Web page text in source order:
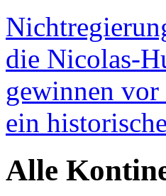
die Nicolas-
gewinnen vor
ein
Alle